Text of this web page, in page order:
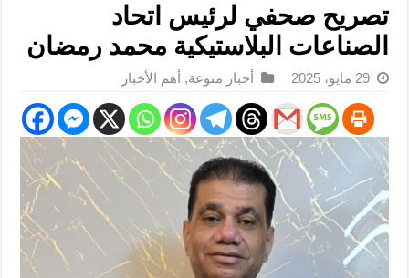
تصريح صحفي لرئيس اتحاد
الصناعات البلاستيكية محمد رمضان
29 مايو، 2025 أخبار منوعة, أهم الأخبار